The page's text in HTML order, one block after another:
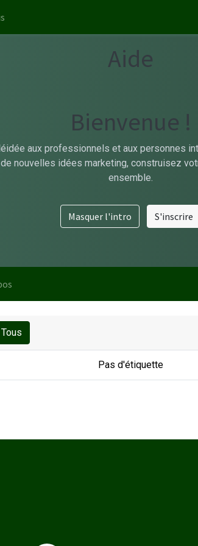
Aide
Bienvenue !
aux professionnels et aux personnes
nouvelles idées marketing, construisez
ensemble.
Masquer l'intro S'inscrire
Tous
Pas d'étiquette